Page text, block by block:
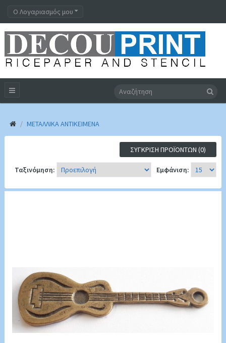
Ο Λογαριασμός μου
ΜΕΤΑΛΛΙΚΆ ΑΝΤΙΚΕΊΜΕΝΑ
ΣΎΓΚΡΙΣΗ ΠΡΟΪΌΝΤΩΝ (0)
Ταξινόμηση: Εμφάνιση: